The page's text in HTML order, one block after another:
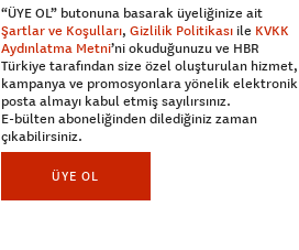
“ÜYE OL” butonuna basarak üyeliğinize ait
Şartlar ve Koşulları, Gizlilik Politikası ile KVKK
Aydınlatma Metni’ni okuduğunuzu ve HBR
Türkiye tarafından size özel oluşturulan hizmet,
kampanya ve promosyonlara yönelik elektronik
posta almayı kabul etmiş sayılırsınız.
E-bülten aboneliğinden dilediğiniz zaman
çıkabilirsiniz.
ÜYE OL